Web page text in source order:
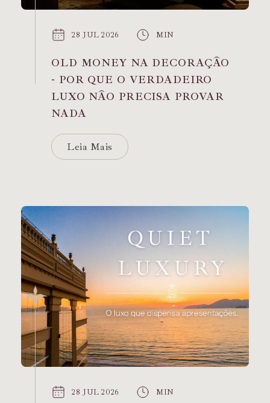
28 JUL 2026 MIN
OLD MONEY NA DECORAÇÃO
- POR QUE O VERDADEIRO
LUXO NÃO PRECISA PROVAR
NADA
Leia Mais
28 JUL 2026 MIN